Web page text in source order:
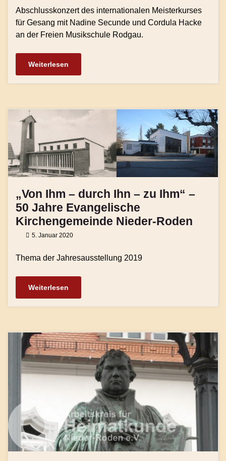
Abschlusskonzert des internationalen Meisterkurses
für Gesang mit Nadine Secunde und Cordula Hacke
an der Freien Musikschule Rodgau.
Weiterlesen
„Von Ihm – durch Ihn – zu Ihm“ –
50 Jahre Evangelische
Kirchengemeinde Nieder-Roden
5. Januar 2020
Thema der Jahresausstellung 2019
Weiterlesen